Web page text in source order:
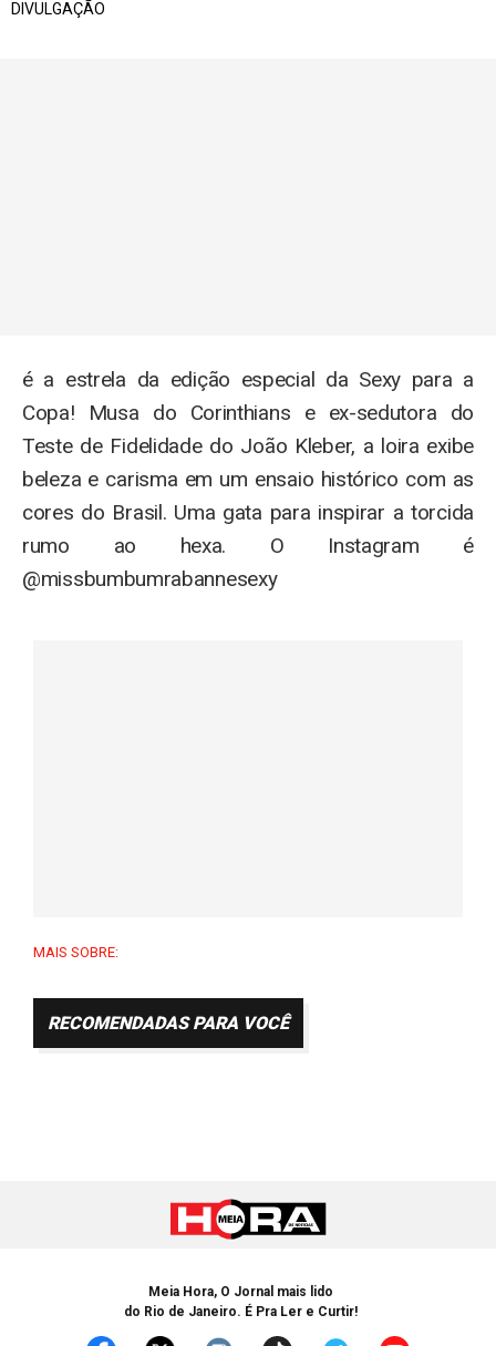
DIVULGAÇÃO
é a estrela da edição especial da Sexy para a
Copa! Musa do Corinthians e ex-sedutora do
Teste de Fidelidade do João Kleber, a loira exibe
beleza e carisma em um ensaio histórico com as
cores do Brasil. Uma gata para inspirar a torcida
rumo ao hexa. O Instagram é
@missbumbumrabannesexy
MAIS SOBRE:
RECOMENDADAS PARA VOCÊ
Meia Hora, O Jornal mais lido
do Rio de Janeiro. É Pra Ler e Curtir!